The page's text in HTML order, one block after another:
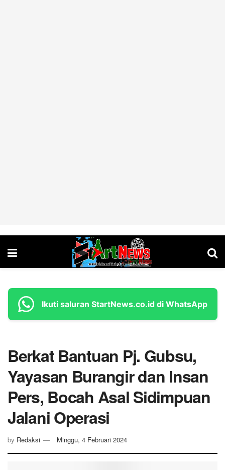
Ikuti saluran StartNews.co.id di WhatsApp
Berkat Bantuan Pj. Gubsu,
Yayasan Burangir dan Insan
Pers, Bocah Asal Sidimpuan
Jalani Operasi
by Redaksi Minggu, 4 Februari 2024